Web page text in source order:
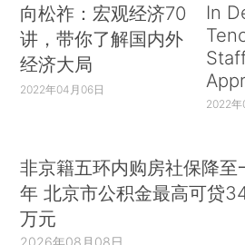
向松祚：宏观经济70
讲，带你了解国内外
经济大局
2022年04月06日
In
2022年
非京籍五环内购房社保降至
年 北京市公积金最高可贷
万元
2026年08月08日